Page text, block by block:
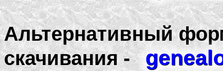
Альтернативный
скачивания -